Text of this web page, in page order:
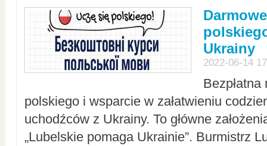
Ukrainy
2022-06-14
polskiego i wsparcie w załatwieniu
uchodźców z Ukrainy. To główne
„Lubelskie pomaga Ukrainie”. Burmistrz